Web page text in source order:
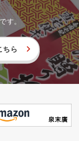
す。
ちら